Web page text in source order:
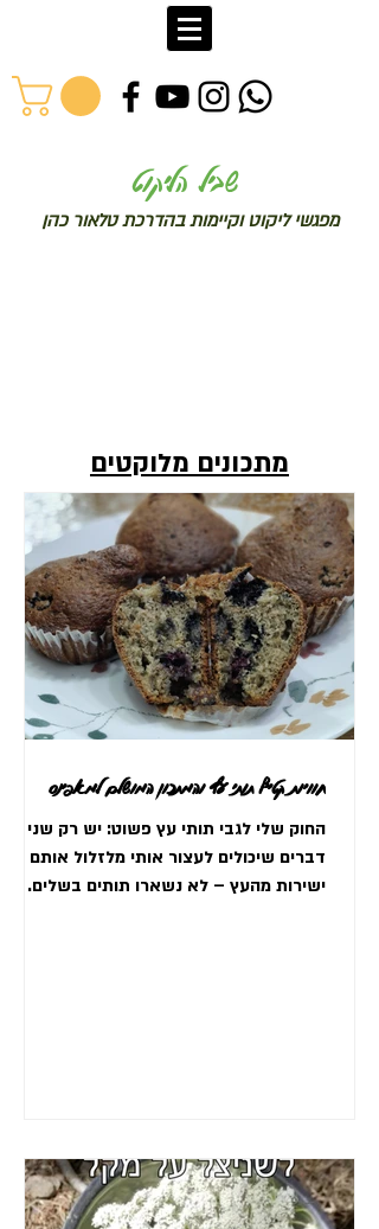
שביל הליקוט
מפגשי ליקוט וקיימות בהדרכת טלאור כהן
מתכונים מלוקטים
חוויות קטיף תותי עץ והמתכון המושלם למאפינס
החוק שלי לגבי תותי עץ פשוט: יש רק שני
דברים שיכולים לעצור אותי מלזלול אותם
ישירות מהעץ – לא נשארו תותים בשלים.